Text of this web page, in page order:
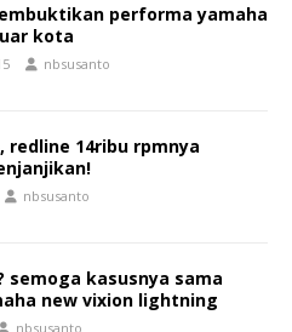
performa yamaha
kota
nbsusanto
redline 14ribu rpmnya
nbsusanto
semoga kasusnya sama
new vixion lightning
nbsusanto